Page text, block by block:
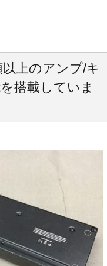
上のアンプ/キ
搭載していま